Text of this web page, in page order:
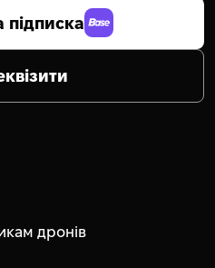
підписка
дронів